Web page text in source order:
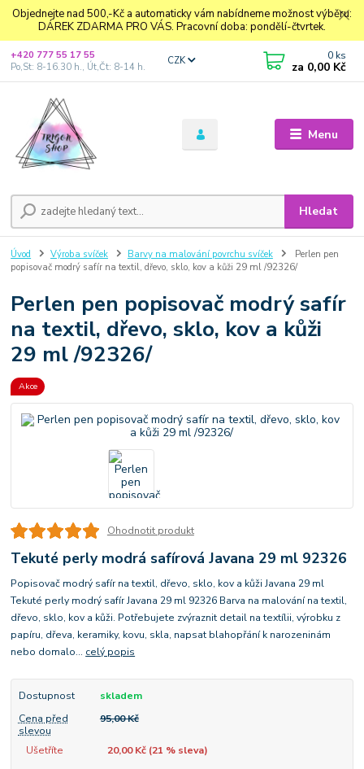
Objednejte nad 500,-Kč a automaticky vám nabídneme možnost výběru:
DÁREK ZDARMA PRO VÁS. Pracovní doba: pondělí-čtvrtek.
Menu
CZK
Hledat
+420 777 55 17 55
Po,St: 8-16.30 h., Út,Čt: 8-14 h.
0 ks
za 0,00 Kč
Úvod Výroba svíček Barvy na malování povrchu svíček
Perlen pen
popisovač modrý safír na textil, dřevo, sklo, kov a kůži 29 ml /92326/
Perlen pen popisovač modrý safír
na textil, dřevo, sklo, kov a kůži
29 ml /92326/
Akce
Ohodnotit produkt
Tekuté perly modrá safírová Javana 29 ml 92326
Popisovač modrý safír na textil, dřevo, sklo, kov a kůži Javana 29 ml
Tekuté perly modrý safír Javana 29 ml 92326 Barva na malování na textil,
dřevo, sklo, kov a kůži. Potřebujete zvýraznit detail na textílii, výrobku z
papíru, dřeva, keramiky, kovu, skla, napsat blahopřání k narozeninám
nebo domalo... celý popis
Dostupnost
skladem
Cena před
slevou
95,00 Kč
Ušetříte 20,00 Kč (21 % sleva)